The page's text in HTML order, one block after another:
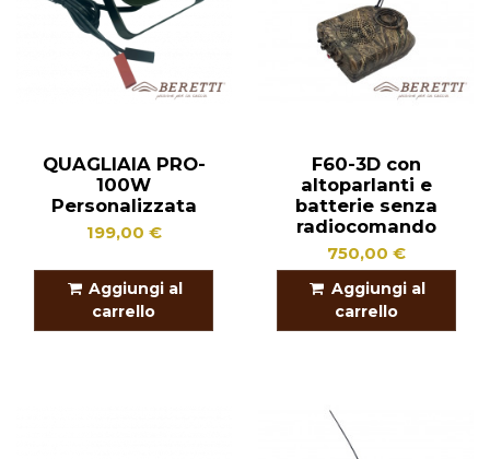
QUAGLIAIA PRO-
100W
Personalizzata
199,00 €
Aggiungi al
carrello
F60-3D con
altoparlanti e
batterie senza
radiocomando
750,00 €
Aggiungi al
carrello